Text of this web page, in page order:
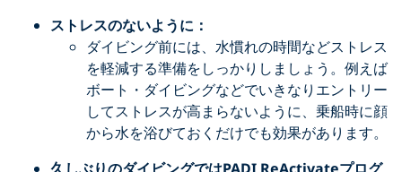
ストレスのないように：
ダイビング前には、水慣れの時間などストレス
を軽減する準備をしっかりしましょう。例えば
ボート・ダイビングなどでいきなりエントリー
してストレスが高まらないように、乗船時に顔
から水を浴びておくだけでも効果があります。